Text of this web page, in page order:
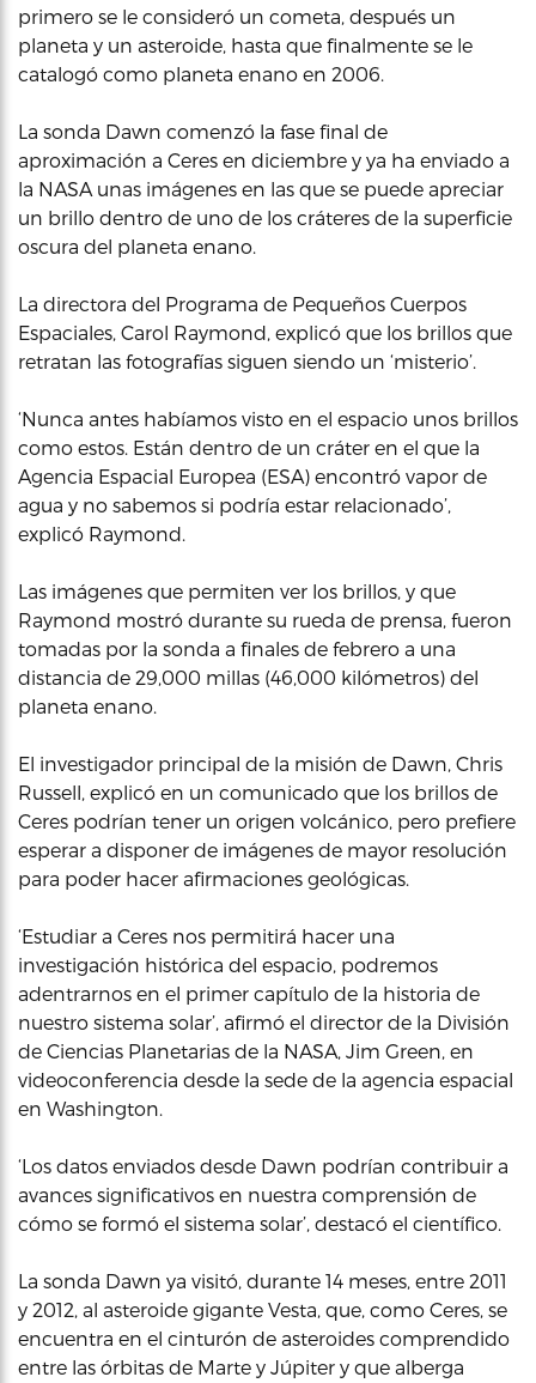
primero se le consideró un cometa, después un
planeta y un asteroide, hasta que finalmente se le
catalogó como planeta enano en 2006.
La sonda Dawn comenzó la fase final de
aproximación a Ceres en diciembre y ya ha enviado a
la NASA unas imágenes en las que se puede apreciar
un brillo dentro de uno de los cráteres de la superficie
oscura del planeta enano.
La directora del Programa de Pequeños Cuerpos
Espaciales, Carol Raymond, explicó que los brillos que
retratan las fotografías siguen siendo un ‘misterio’.
‘Nunca antes habíamos visto en el espacio unos brillos
como estos. Están dentro de un cráter en el que la
Agencia Espacial Europea (ESA) encontró vapor de
agua y no sabemos si podría estar relacionado’,
explicó Raymond.
Las imágenes que permiten ver los brillos, y que
Raymond mostró durante su rueda de prensa, fueron
tomadas por la sonda a finales de febrero a una
distancia de 29,000 millas (46,000 kilómetros) del
planeta enano.
El investigador principal de la misión de Dawn, Chris
Russell, explicó en un comunicado que los brillos de
Ceres podrían tener un origen volcánico, pero prefiere
esperar a disponer de imágenes de mayor resolución
para poder hacer afirmaciones geológicas.
‘Estudiar a Ceres nos permitirá hacer una
investigación histórica del espacio, podremos
adentrarnos en el primer capítulo de la historia de
nuestro sistema solar’, afirmó el director de la División
de Ciencias Planetarias de la NASA, Jim Green, en
videoconferencia desde la sede de la agencia espacial
en Washington.
‘Los datos enviados desde Dawn podrían contribuir a
avances significativos en nuestra comprensión de
cómo se formó el sistema solar’, destacó el científico.
La sonda Dawn ya visitó, durante 14 meses, entre 2011
y 2012, al asteroide gigante Vesta, que, como Ceres, se
encuentra en el cinturón de asteroides comprendido
entre las órbitas de Marte y Júpiter y que alberga